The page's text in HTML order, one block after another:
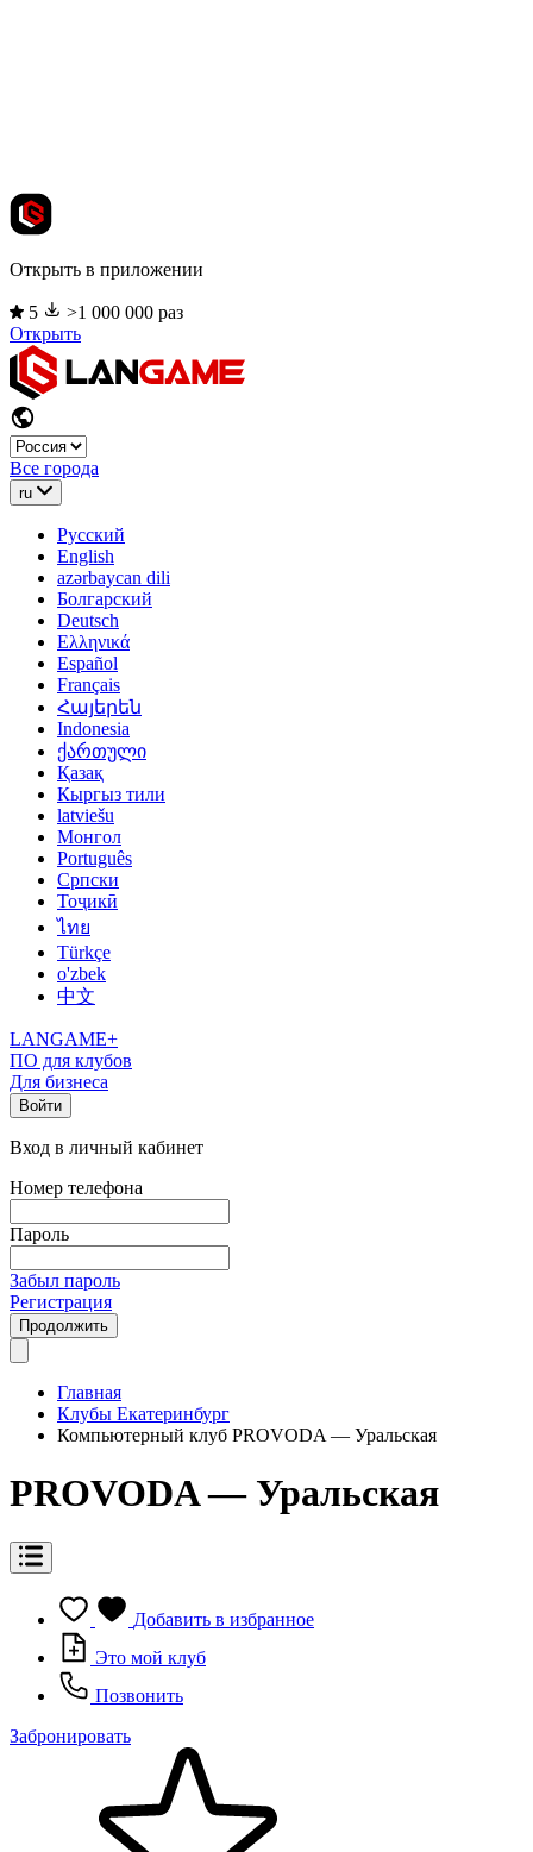
Открыть в приложении
5
>1 000 000 раз
Открыть
Все города
ru
Русский
English
azərbaycan dili
Болгарский
Deutsch
Ελληνικά
Español
Français
Հայերեն
Indonesia
ქართული
Қазақ
Кыргыз тили
latviešu
Монгол
Português
Српски
Тоҷикӣ
ไทย
Türkçe
o'zbek
中文
LANGAME+
ПО для клубов
Для бизнеса
Войти
Вход в личный кабинет
Номер телефона
Пароль
Забыл пароль
Регистрация
Продолжить
Главная
Клубы Екатеринбург
Компьютерный клуб PROVODA — Уральская
PROVODA — Уральская
Добавить в избранное
Это мой клуб
Позвонить
Забронировать